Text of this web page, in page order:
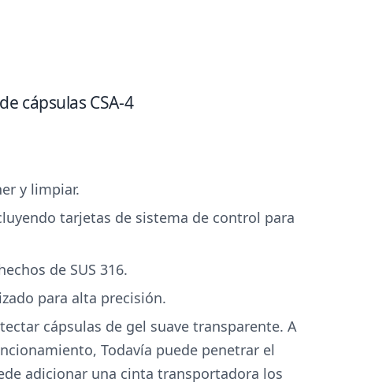
cápsulas CSA-4
y limpiar.
tarjetas de sistema de control para
de SUS 316.
para alta precisión.
cápsulas de gel suave transparente. A
Todavía puede penetrar el
adicionar una cinta transportadora los